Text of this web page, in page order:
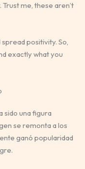
me, these aren’t
positivity. So,
exactly what you
sido una figura
se remonta a los
ganó popularidad